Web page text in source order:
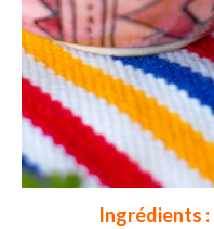
Ingrédients :